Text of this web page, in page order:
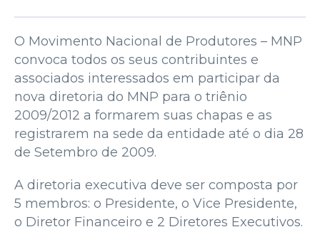
O Movimento Nacional de Produtores – MNP
convoca todos os seus contribuintes e
associados interessados em participar da
nova diretoria do MNP para o triênio
2009/2012 a formarem suas chapas e as
registrarem na sede da entidade até o dia 28
de Setembro de 2009.
A diretoria executiva deve ser composta por
5 membros: o Presidente, o Vice Presidente,
o Diretor Financeiro e 2 Diretores Executivos.